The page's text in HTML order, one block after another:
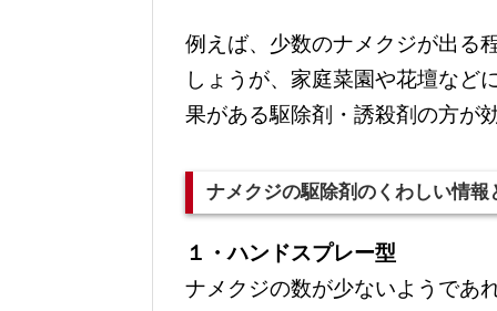
例えば、少数のナメクジが出る
しょうが、家庭菜園や花壇など
果がある駆除剤・誘殺剤の方が
ナメクジの駆除剤のくわしい情報
１・ハンドスプレー型
ナメクジの数が少ないようであ